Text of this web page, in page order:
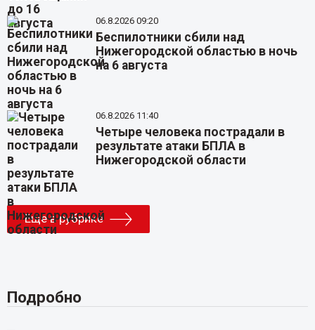
06.8.2026 09:20
Беспилотники сбили над
Нижегородской областью в ночь
на 6 августа
06.8.2026 11:40
Четыре человека пострадали в
результате атаки БПЛА в
Нижегородской области
Еще в рубрике
Подробно